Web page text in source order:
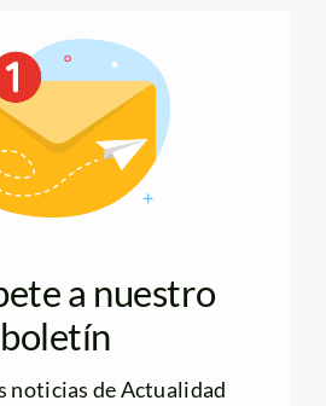
a nuestro
boletín
noticias de Actualidad